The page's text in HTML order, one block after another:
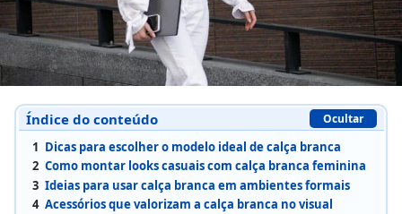
Índice do conteúdo Ocultar
1 Dicas para escolher o modelo ideal de calça branca
2 Como montar looks casuais com calça branca feminina
3 Ideias para usar calça branca em ambientes formais
4 Acessórios que valorizam a calça branca no visual